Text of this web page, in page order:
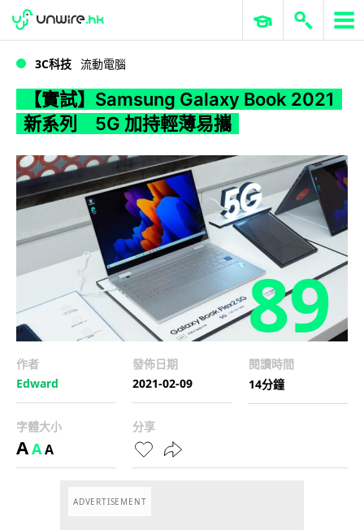
WWDC 2026 ERP 與商業 AI
3C科技 流動電腦
【實試】Samsung Galaxy Book 2021
新系列 5G 加持輕薄易攜
89
作者
Edward
發佈日期
2021-02-09
閱讀時間
14分鐘
字體大小
AAA
分享
ADVERTISEMENT